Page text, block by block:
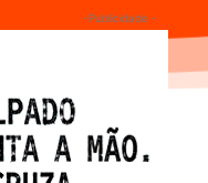
-Publicidade -